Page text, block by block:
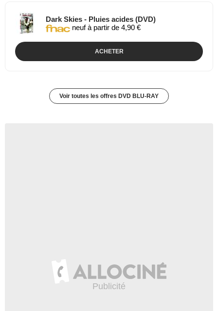
Dark Skies - Pluies acides (DVD)
neuf à partir de 4,90 €
ACHETER
Voir toutes les offres DVD BLU-RAY